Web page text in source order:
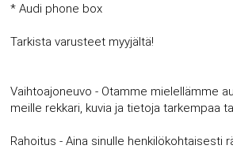
* Audi phone box
Tarkista varusteet myyjältä!
Vaihtoajoneuvo - Otamme mielellämme
meille rekkari, kuvia ja tietoja tarkempaa
Rahoitus - Aina sinulle henkilökohtaisesti